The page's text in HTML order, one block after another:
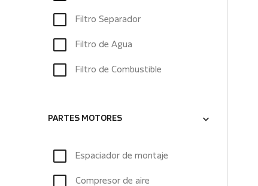
Filtro Separador
Filtro de Agua
Filtro de Combustible
PARTES MOTORES
Espaciador de montaje
Compresor de aire